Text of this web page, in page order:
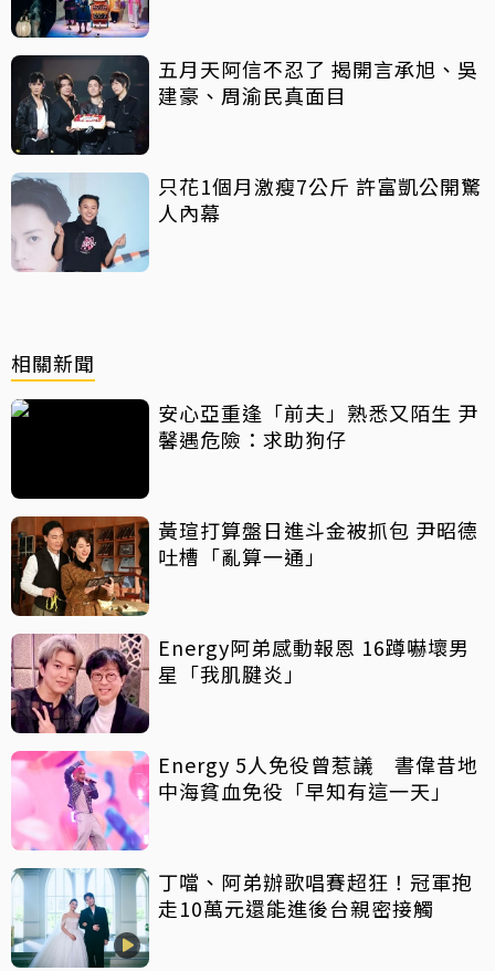
五月天阿信不忍了 揭開言承旭、吳
建豪、周渝民真面目
只花1個月激瘦7公斤 許富凱公開驚
人內幕
相關新聞
安心亞重逢「前夫」熟悉又陌生 尹
馨遇危險：求助狗仔
黃瑄打算盤日進斗金被抓包 尹昭德
吐槽「亂算一通」
Energy阿弟感動報恩 16蹲嚇壞男
星「我肌腱炎」
Energy 5人免役曾惹議 書偉昔地
中海貧血免役「早知有這一天」
丁噹、阿弟辦歌唱賽超狂！冠軍抱
走10萬元還能進後台親密接觸